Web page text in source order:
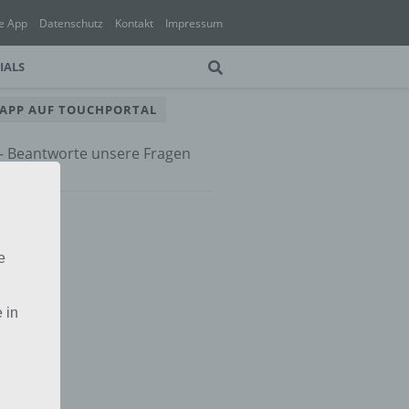
App Datenschutz Kontakt Impressum
AUF TOUCHPORTAL
Beantworte unsere Fragen
in